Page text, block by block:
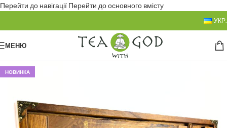
Перейти до навігації Перейти до основного вмісту
УКР.
МЕНЮ
НОВИНКА